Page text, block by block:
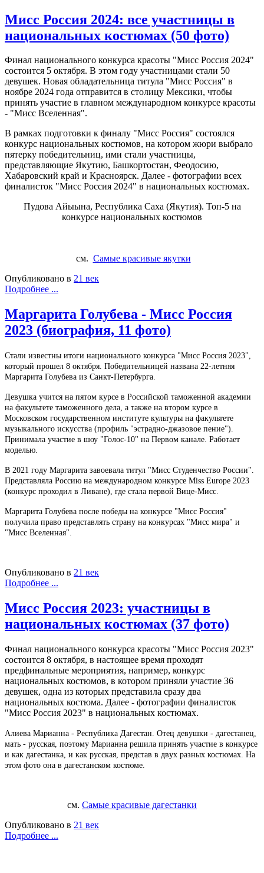
Мисс Россия 2024: все участницы в
национальных костюмах (50 фото)
Финал национального конкурса красоты "Мисс Россия 2024"
состоится 5 октября. В этом году участницами стали 50
девушек. Новая обладательница титула "Мисс Россия" в
ноябре 2024 года отправится в столицу Мексики, чтобы
принять участие в главном международном конкурсе красоты
- "Мисс Вселенная".
В рамках подготовки к финалу "Мисс Россия" состоялся
конкурс национальных костюмов, на котором жюри выбрало
пятерку победительниц, ими стали участницы,
представляющие Якутию, Башкортостан, Феодосию,
Хабаровский край и Красноярск. Далее - фотографии всех
финалисток "Мисс Россия 2024" в национальных костюмах.
Пудова Айыына, Республика Саха (Якутия). Топ-5 на
конкурсе национальных костюмов
см. Самые красивые якутки
Опубликовано в 21 век
Подробнее ...
Маргарита Голубева - Мисс Россия
2023 (биография, 11 фото)
Стали известны итоги национального конкурса "Мисс Россия 2023",
который прошел 8 октября. Победительницей названа 22-летняя
Маргарита Голубева из Санкт-Петербурга.
Девушка учится на пятом курсе в Российской таможенной академии
на факультете таможенного дела, а также на втором курсе в
Московском государственном институте культуры на факультете
музыкального искусства (профиль "эстрадно-джазовое пение").
Принимала участие в шоу "Голос-10" на Первом канале. Работает
моделью.
В 2021 году Маргарита завоевала титул "Мисс Студенчество России".
Представляла Россию на международном конкурсе Miss Europe 2023
(конкурс проходил в Ливане), где стала первой Вице-Мисс.
Маргарита Голубева после победы на конкурсе "Мисс Россия"
получила право представлять страну на конкурсах "Мисс мира" и
"Мисс Вселенная".
Опубликовано в 21 век
Подробнее ...
Мисс Россия 2023: участницы в
национальных костюмах (37 фото)
Финал национального конкурса красоты "Мисс Россия 2023"
состоится 8 октября, в настоящее время проходят
предфинальные мероприятия, например, конкурс
национальных костюмов, в котором приняли участие 36
девушек, одна из которых представила сразу два
национальных костюма. Далее - фотографии финалисток
"Мисс Россия 2023" в национальных костюмах.
Алиева Марианна - Республика Дагестан. Отец девушки - дагестанец,
мать - русская, поэтому Марианна решила принять участие в конкурсе
и как дагестанка, и как русская, представ в двух разных костюмах. На
этом фото она в дагестанском костюме.
см. Самые красивые дагестанки
Опубликовано в 21 век
Подробнее ...